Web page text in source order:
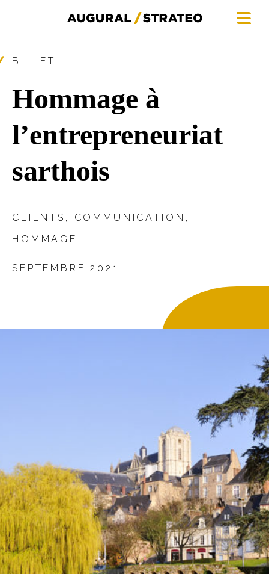
BILLET
Hommage à
l’entrepreneuriat
sarthois
CLIENTS , COMMUNICATION ,
HOMMAGE
SEPTEMBRE 2021